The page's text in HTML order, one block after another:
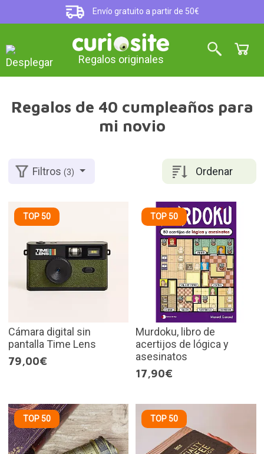
Envío gratuito a partir de 50€
Regalos originales
Regalos de 40 cumpleaños para
mi novio
Ordenar
Filtros(3)
TOP 50
Cámara digital sin
pantalla Time Lens
79,00€
TOP 50
Murdoku, libro de
acertijos de lógica y
asesinatos
17,90€
TOP 50 TOP 50